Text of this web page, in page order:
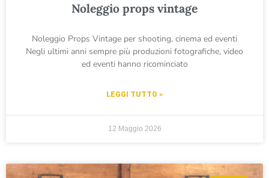
Noleggio props vintage
Noleggio Props Vintage per shooting, cinema ed eventi
Negli ultimi anni sempre più produzioni fotografiche, video
ed eventi hanno ricominciato
LEGGI TUTTO »
12 Maggio 2026